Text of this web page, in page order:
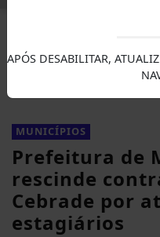
MUNICÍPIOS
Prefeitura de
rescinde
Cebrade por
estagiários
APÓS DESABILITAR,